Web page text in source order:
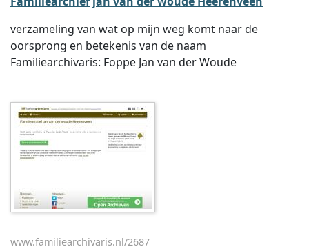
verzameling van wat op mijn weg komt naar de
oorsprong en betekenis van de naam
Familiearchivaris: Foppe Jan van der Woude
www.familiearchivaris.nl/2687